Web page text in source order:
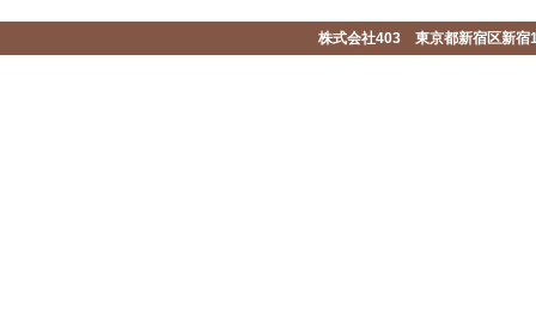
株式会社403 東京都新宿区新